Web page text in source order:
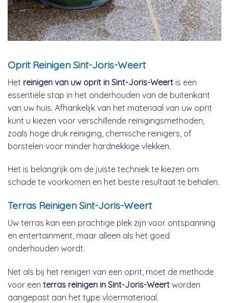
Oprit Reinigen Sint-Joris-Weert
Het reinigen van uw oprit in Sint-Joris-Weert is een
essentiële stap in het onderhouden van de buitenkant
van uw huis. Afhankelijk van het materiaal van uw oprit
kunt u kiezen voor verschillende reinigingsmethoden,
zoals hoge druk reiniging, chemische reinigers, of
borstelen voor minder hardnekkige vlekken.
Het is belangrijk om de juiste techniek te kiezen om
schade te voorkomen en het beste resultaat te behalen.
Terras Reinigen Sint-Joris-Weert
Uw terras kan een prachtige plek zijn voor ontspanning
en entertainment, maar alleen als het goed
onderhouden wordt.
Net als bij het reinigen van een oprit, moet de methode
voor een terras reinigen in Sint-Joris-Weert worden
aangepast aan het type vloermateriaal.